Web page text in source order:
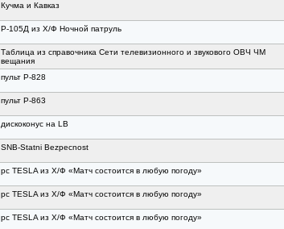
Кучма и Кавказ
Р-105Д из Х/Ф Ночной патруль
Таблица из справочника Сети телевизионного и звукового ОВЧ ЧМ
вещания
пульт Р-828
пульт Р-863
дискоконус на LB
SNB-Statni Bezpecnost
рс TESLA из Х/Ф «Матч состоится в любую погоду»
рс TESLA из Х/Ф «Матч состоится в любую погоду»
рс TESLA из Х/Ф «Матч состоится в любую погоду»